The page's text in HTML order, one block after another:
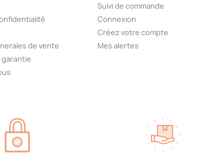
de vente
Suivi de commande
Connexion
Créez votre compte
Mes alertes